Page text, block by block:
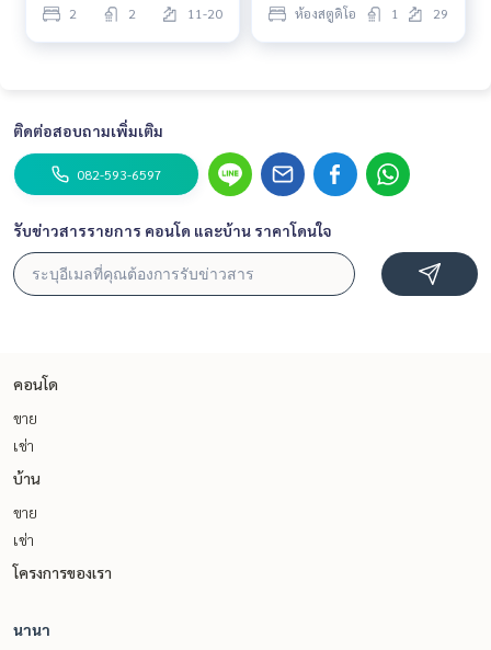
2 2 11-20 ห้องสตูดิโอ 1 29
ติดต่อสอบถามเพิ่มเติม
082-593-6597
รับข่าวสารรายการ คอนโด และบ้าน ราคาโดนใจ
คอนโด
ขาย
เช่า
บ้าน
ขาย
เช่า
โครงการของเรา
นานา